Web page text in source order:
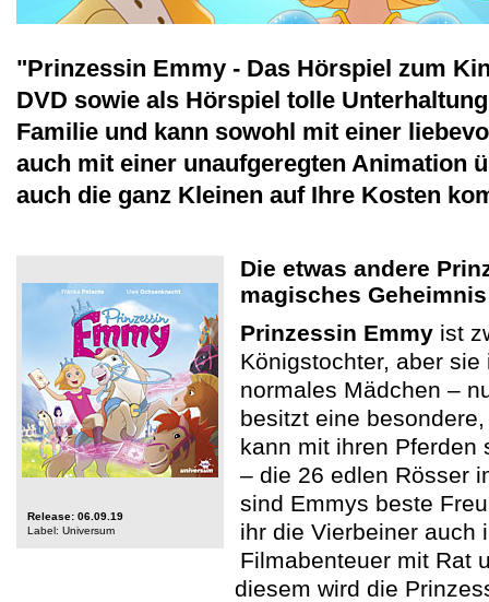
"Prinzessin Emmy - Das Hörspiel zum
DVD sowie als Hörspiel tolle
Familie und kann sowohl mit einer
auch mit einer unaufgeregten Animation
auch die ganz Kleinen auf Ihre Kosten
Release: 06.09.19
Label: Universum
Die etwas andere
magisches Geheimnis
Prinzessin Emmy ist
Königstochter, aber
normales Mädchen –
besitzt eine
kann mit ihren Pferden
– die 26 edlen Rösser
sind Emmys beste
ihr die Vierbeiner auch
Filmabenteuer mit Rat
diesem wird die